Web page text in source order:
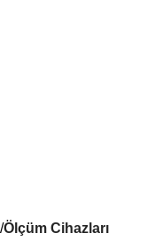
Ölçüm Cihazları